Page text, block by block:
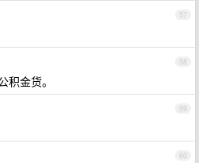
57
58
金货。
59
60